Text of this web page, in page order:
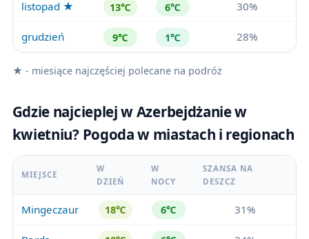
listopad ★ 13℃ 6℃ 30%
grudzień 9℃ 1℃ 28%
★ - miesiące najczęściej polecane na podróż
Gdzie najcieplej w Azerbejdżanie w
kwietniu? Pogoda w miastach i regionach
MIEJSCE
W
DZIEŃ
W
NOCY
SZANSA NA
DESZCZ
Mingeczaur 18℃ 6℃ 31%